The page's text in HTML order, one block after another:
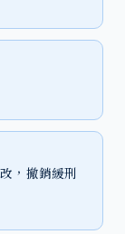
，撤銷緩刑